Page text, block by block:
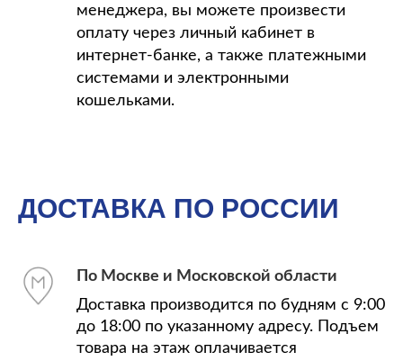
менеджера, вы можете произвести
оплату через личный кабинет в
интернет-банке, а также платежными
системами и электронными
кошельками.
ДОСТАВКА ПО РОССИИ
По Москве и Московской области
Доставка производится по будням с 9:00
до 18:00 по указанному адресу. Подъем
товара на этаж оплачивается